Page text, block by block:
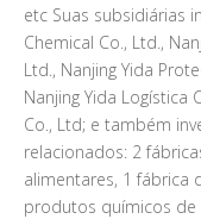
etc Suas subsidiárias
Chemical Co., Ltd.,
Ltd., Nanjing Yida
Nanjing Yida Logística
Co., Ltd; e também
relacionados: 2
alimentares, 1 fábrica
produtos químicos